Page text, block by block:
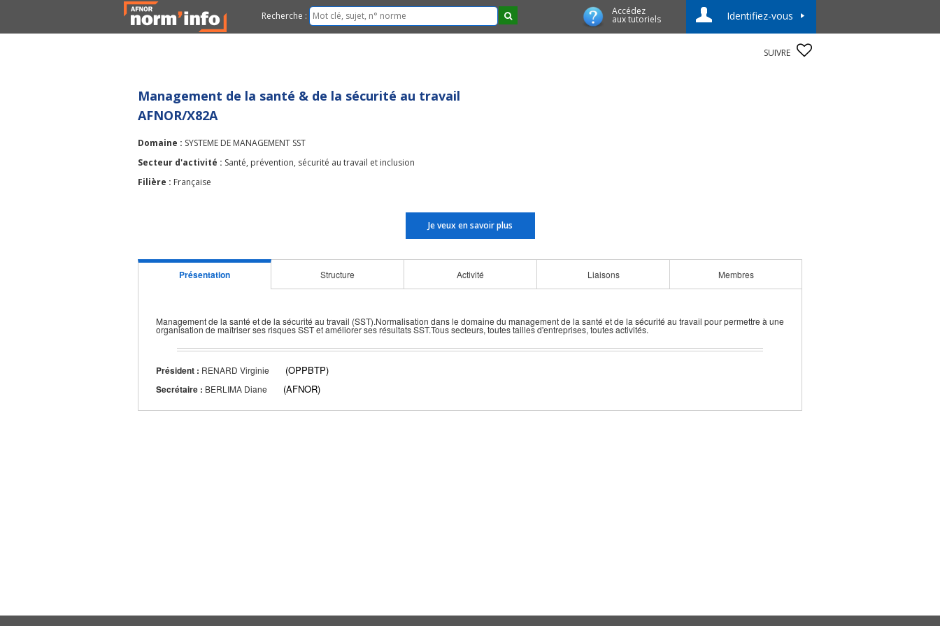
Recherche : Accédez
aux tutoriels Identifiez-vous
SUIVRE
Management de la santé & de la sécurité au travail
AFNOR/X82A
Domaine : SYSTEME DE MANAGEMENT SST
Secteur d'activité : Santé, prévention, sécurité au travail et inclusion
Filière : Française
Je veux en savoir plus
Présentation Structure Activité Liaisons Membres
Management de la santé et de la sécurité au travail (SST).Normalisation dans le domaine du management de la santé et de la sécurité au travail pour permettre à une
organisation de maîtriser ses risques SST et améliorer ses résultats SST.Tous secteurs, toutes tailles d'entreprises, toutes activités.
Président : RENARD Virginie (OPPBTP)
Secrétaire : BERLIMA Diane (AFNOR)